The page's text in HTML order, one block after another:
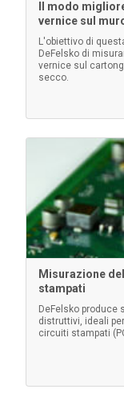
Spessori
Fornisce un
consentendo
Confezione da
Il modo
vernice sul
L'obiettivo di
DeFelsko di
vernice sul
secco.
Misurazione
stampati
DeFelsko produce
distruttivi, ideali
circuiti stampati